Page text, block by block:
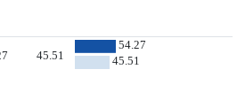
45.51
54.27
45.51